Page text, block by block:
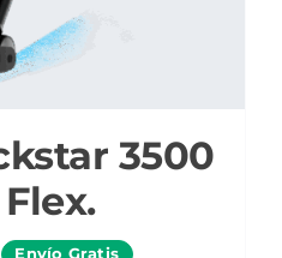
3500
Envío Gratis